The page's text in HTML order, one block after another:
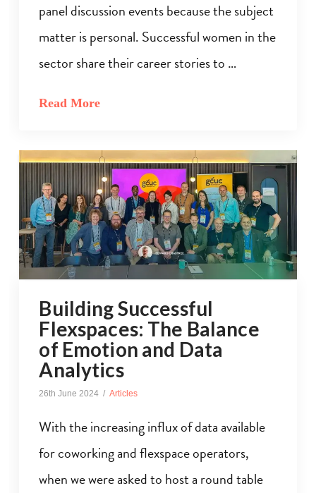
panel discussion events because the subject
matter is personal. Successful women in the
sector share their career stories to …
Read More
Building Successful
Flexspaces: The Balance
of Emotion and Data
Analytics
26th June 2024 Articles
With the increasing influx of data available
for coworking and flexspace operators,
when we were asked to host a round table